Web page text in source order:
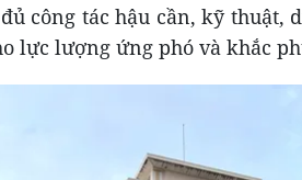
công tác hậu cần, kỹ
lực lượng ứng phó và khắc